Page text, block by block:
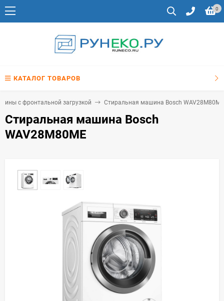
0
КАТАЛОГ ТОВАРОВ
с фронтальной загрузкой Стиральная машина Bosch WAV28M80ME
Стиральная машина Bosch
WAV28M80ME